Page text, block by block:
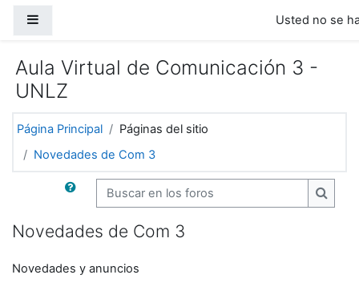
Usted no se
Aula Virtual de Comunicación 3 -
UNLZ
Página Principal
Páginas del sitio
Novedades de Com 3
Buscar en los foros
Novedades de Com 3
Novedades y anuncios